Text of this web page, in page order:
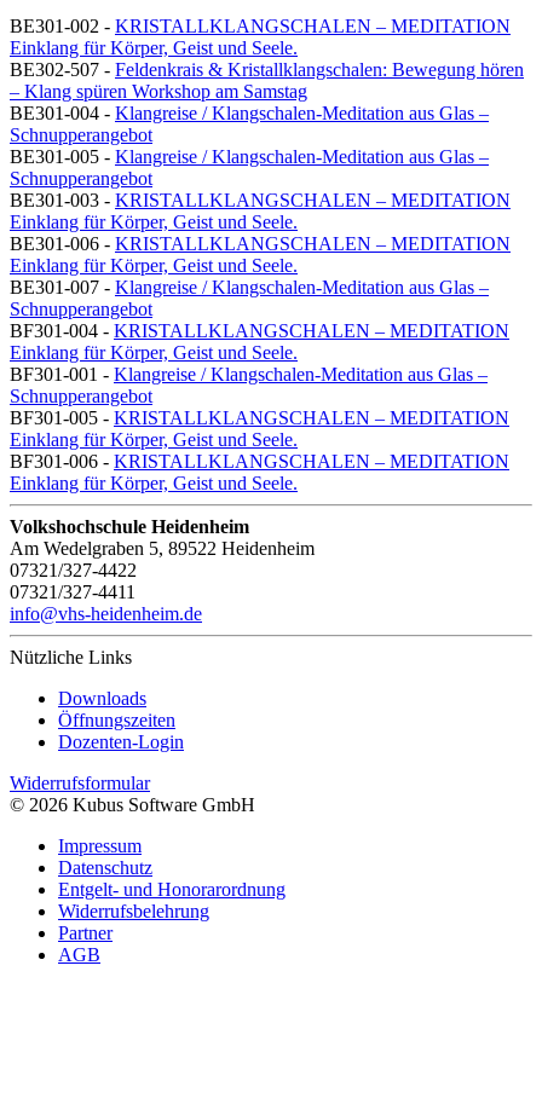
BE301-002 - KRISTALLKLANGSCHALEN – MEDITATION
Einklang für Körper, Geist und Seele.
BE302-507 - Feldenkrais & Kristallklangschalen: Bewegung hören
– Klang spüren Workshop am Samstag
BE301-004 - Klangreise / Klangschalen-Meditation aus Glas –
Schnupperangebot
BE301-005 - Klangreise / Klangschalen-Meditation aus Glas –
Schnupperangebot
BE301-003 - KRISTALLKLANGSCHALEN – MEDITATION
Einklang für Körper, Geist und Seele.
BE301-006 - KRISTALLKLANGSCHALEN – MEDITATION
Einklang für Körper, Geist und Seele.
BE301-007 - Klangreise / Klangschalen-Meditation aus Glas –
Schnupperangebot
BF301-004 - KRISTALLKLANGSCHALEN – MEDITATION
Einklang für Körper, Geist und Seele.
BF301-001 - Klangreise / Klangschalen-Meditation aus Glas –
Schnupperangebot
BF301-005 - KRISTALLKLANGSCHALEN – MEDITATION
Einklang für Körper, Geist und Seele.
BF301-006 - KRISTALLKLANGSCHALEN – MEDITATION
Einklang für Körper, Geist und Seele.
Volkshochschule Heidenheim
Am Wedelgraben 5, 89522 Heidenheim
07321/327-4422
07321/327-4411
info@vhs-heidenheim.de
Nützliche Links
Downloads
Öffnungszeiten
Dozenten-Login
Widerrufsformular
© 2026 Kubus Software GmbH
Impressum
Datenschutz
Entgelt- und Honorarordnung
Widerrufsbelehrung
Partner
AGB